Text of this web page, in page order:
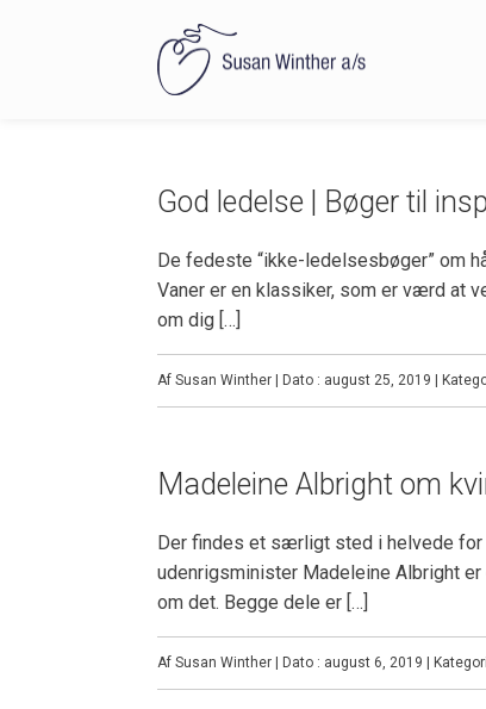
God ledelse | Bøger til
De fedeste “ikke-ledelsesbøger” om
Vaner er en klassiker, som er værd at
om dig […]
Af Susan Winther | Dato : august 25, 2019 |
Madeleine Albright om
Der findes et særligt sted i helvede for
udenrigsminister Madeleine Albright
om det. Begge dele er […]
Af Susan Winther | Dato : august 6, 2019 |